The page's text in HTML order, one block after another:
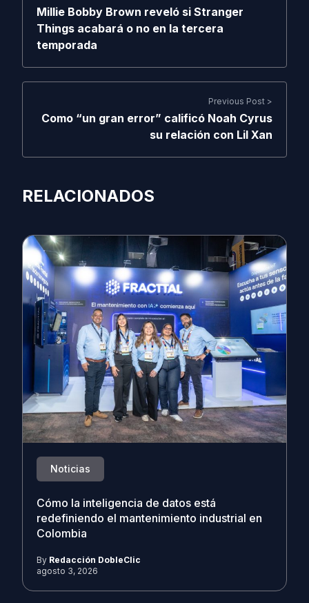
Millie Bobby Brown reveló si Stranger
Things acabará o no en la tercera
temporada
Previous Post >
Como “un gran error” calificó Noah Cyrus
su relación con Lil Xan
RELACIONADOS
Noticias
Cómo la inteligencia de datos está
redefiniendo el mantenimiento industrial en
Colombia
By Redacción DobleClic
agosto 3, 2026